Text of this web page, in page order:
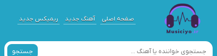
صفحه اصلی آهنگ جدید ریمیکس جدید
جستجو